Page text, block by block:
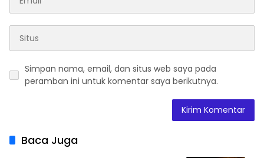
Simpan nama, email, dan situs web saya pada
peramban ini untuk komentar saya berikutnya.
Baca Juga